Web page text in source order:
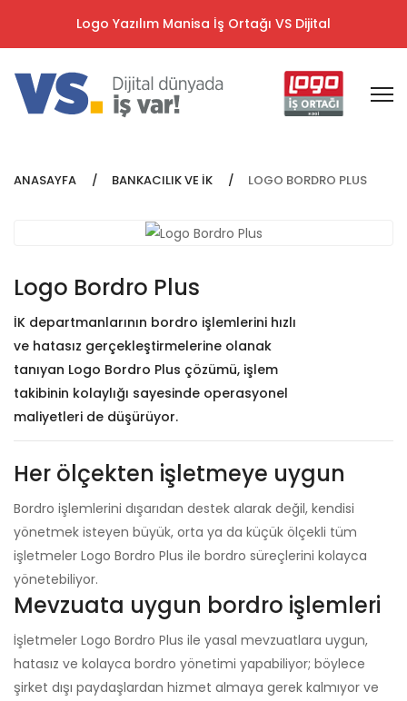
Logo Yazılım Manisa İş Ortağı VS Dijital
ANASAYFA BANKACILIK VE İK LOGO BORDRO PLUS
Logo Bordro Plus
İK departmanlarının bordro işlemlerini hızlı
ve hatasız gerçekleştirmelerine olanak
tanıyan Logo Bordro Plus çözümü, işlem
takibinin kolaylığı sayesinde operasyonel
maliyetleri de düşürüyor.
Her ölçekten işletmeye uygun
Bordro işlemlerini dışarıdan destek alarak değil, kendisi
yönetmek isteyen büyük, orta ya da küçük ölçekli tüm
işletmeler Logo Bordro Plus ile bordro süreçlerini kolayca
yönetebiliyor.
Mevzuata uygun bordro işlemleri
İşletmeler Logo Bordro Plus ile yasal mevzuatlara uygun,
hatasız ve kolayca bordro yönetimi yapabiliyor; böylece
şirket dışı paydaşlardan hizmet almaya gerek kalmıyor ve